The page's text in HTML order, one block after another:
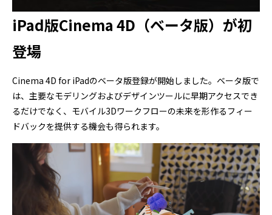
iPad版Cinema 4D（ベータ版）が初
登場
Cinema 4D for iPadのベータ版登録が開始しました。ベータ版で
は、主要なモデリングおよびデザインツールに早期アクセスでき
るだけでなく、モバイル3Dワークフローの未来を形作るフィー
ドバックを提供する機会も得られます。